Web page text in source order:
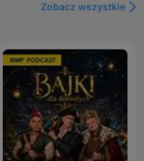
Zobacz wszystkie